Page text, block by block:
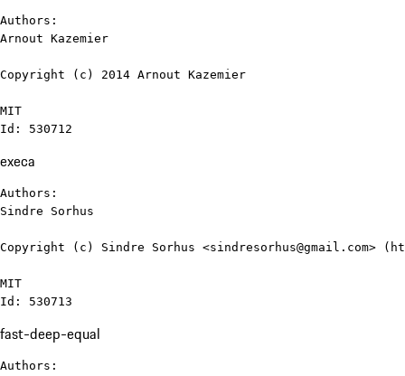
Authors:
Arnout Kazemier
Copyright (c) 2014 Arnout Kazemier
MIT
Id: 530712
execa
Authors:
Sindre Sorhus
Copyright (c) Sindre Sorhus <sindresorhus@gmail.com>
MIT
Id: 530713
fast-deep-equal
Authors: